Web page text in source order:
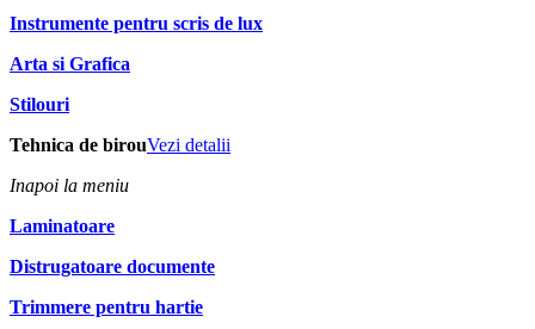
Instrumente pentru scris de lux
Arta si Grafica
Stilouri
Tehnica de birouVezi detalii
Inapoi la meniu
Laminatoare
Distrugatoare documente
Trimmere pentru hartie